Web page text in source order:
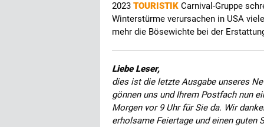
2023 TOURISTIK Carnival-Gruppe
Winterstürme verursachen in USA
mehr die Bösewichte bei der
Liebe Leser,
dies ist die letzte Ausgabe unseres
gönnen uns und Ihrem Postfach nun
Morgen vor 9 Uhr für Sie da. Wir
erholsame Feiertage und einen guten